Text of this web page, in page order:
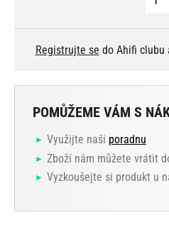
Registrujte se do Ahifi clubu
POMŮŽEME VÁM S
Využijte naši poradnu
Zboží nám můžete vrátit
Vyzkoušejte si produkt u